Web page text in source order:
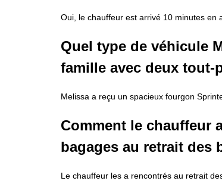
Oui, le chauffeur est arrivé 10 minutes en
Quel type de véhicule
famille avec deux
Melissa a reçu un spacieux fourgon
Comment le chauffeur
bagages au retrait des
Le chauffeur les a rencontrés au retrait